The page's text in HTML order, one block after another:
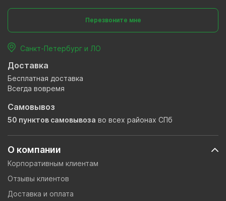
О компании
Корпоративным клиентам
Отзывы клиентов
Доставка и оплата
Перезвоните мне
Санкт-Петербург и ЛО
Доставка
Бесплатная доставка
Всегда вовремя
Самовывоз
50 пунктов самовывоза во всех районах СПб